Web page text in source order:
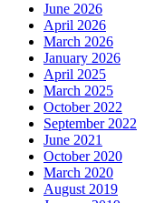
June 2026
April 2026
March 2026
January 2026
April 2025
March 2025
October 2022
September 2022
June 2021
October 2020
March 2020
August 2019